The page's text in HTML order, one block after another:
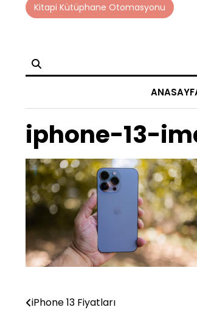
Kitapi Kütüphane Otomasyonu
iphone-13-
Yazı
iPhone 13 Fiyatları